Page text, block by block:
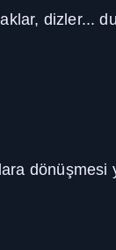
dizler...